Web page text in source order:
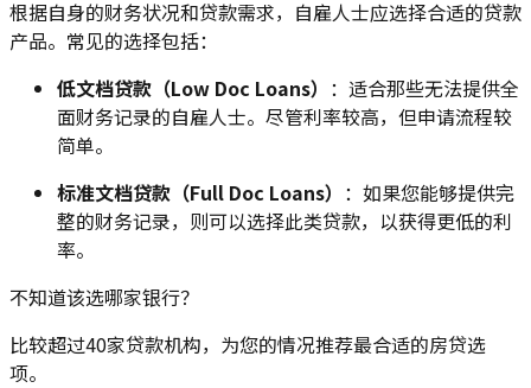
根据自身的财务状况和贷款需求，自雇人士应选择合适的贷款
产品。常见的选择包括：
低文档贷款（Low Doc Loans） ：适合那些无法提供全
面财务记录的自雇人士。尽管利率较高，但申请流程较
简单。
标准文档贷款（Full Doc Loans） ：如果您能够提供完
整的财务记录，则可以选择此类贷款，以获得更低的利
率。
不知道该选哪家银行？
比较超过40家贷款机构，为您的情况推荐最合适的房贷选
项。